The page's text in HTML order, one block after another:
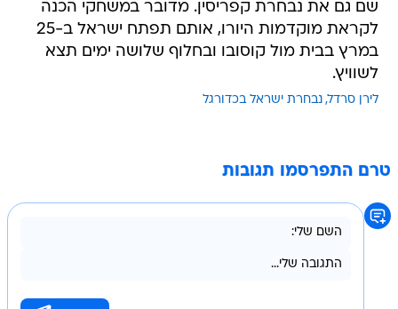
שם גם את נבחרת קפריסין. מדובר במשחקי הכנה
לקראת מוקדמות היורו, אותם תפתח ישראל ב-25
במרץ בבית מול קוסובו ובחלוף שלושה ימים תצא
לשוויץ.
לירן סרדל נבחרת ישראל בכדורגל
טרם התפרסמו תגובות